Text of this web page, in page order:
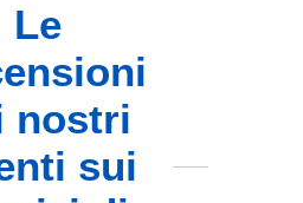
Le
nostri
sui